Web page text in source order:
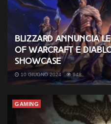
Blizzard annuncia
of Warcraft e Diablo
Showcase
10 GIUGNO 2024 948
GAMING